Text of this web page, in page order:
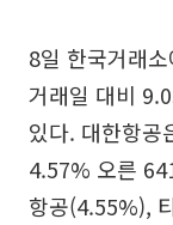
8일 한국거래
거래일 대비
있다. 대한항
4.57% 오른
항공(4.55%),